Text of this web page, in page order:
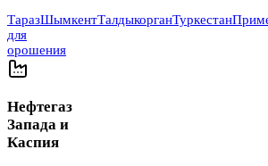
ТаразШымкентТалдыкорганТуркестан
для
орошения
Нефтегаз
Запада и
Каспия